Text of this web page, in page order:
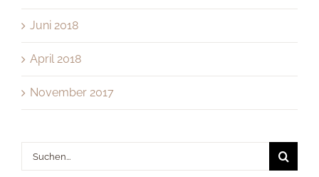
Juni 2018
April 2018
November 2017
Suche
nach: